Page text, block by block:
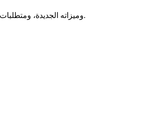
إذا كنت مهتمًا بمعرفة المزيد حول Etabs 2016، وميزاته الجديدة، ومتطلبات تثبيت الجهاز، أو إذا كنت عالقًا في كيفية تثبيت البرنامج وكسره على جهازك.